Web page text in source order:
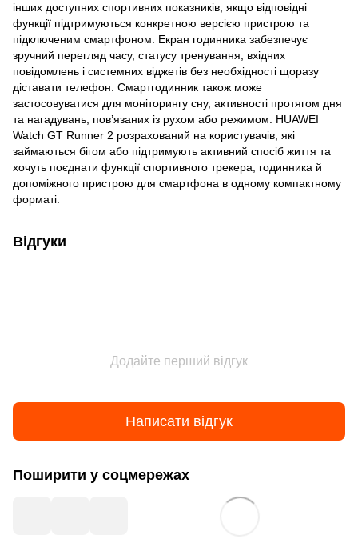
інших доступних спортивних показників, якщо відповідні
функції підтримуються конкретною версією пристрою та
підключеним смартфоном. Екран годинника забезпечує
зручний перегляд часу, статусу тренування, вхідних
повідомлень і системних віджетів без необхідності щоразу
діставати телефон. Смартгодинник також може
застосовуватися для моніторингу сну, активності протягом дня
та нагадувань, пов’язаних із рухом або режимом. HUAWEI
Watch GT Runner 2 розрахований на користувачів, які
займаються бігом або підтримують активний спосіб життя та
хочуть поєднати функції спортивного трекера, годинника й
допоміжного пристрою для смартфона в одному компактному
форматі.
Відгуки
Додайте перший відгук
Написати відгук
Поширити у соцмережах